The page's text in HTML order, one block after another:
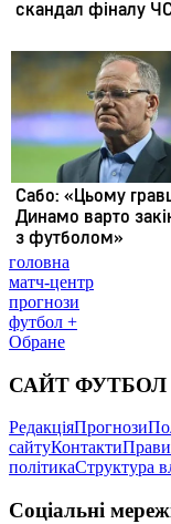
головна
матч-центр
прогнози
футбол +
Обране
САЙТ ФУТБОЛ
РедакціяПрогнози
сайтуКонтакти
політикаСтруктура
Соціальні